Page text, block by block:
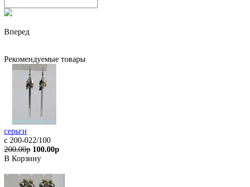
Вперед
Рекомендуемые товары
серьги
с 200-022/100
200.00р 100.00р
В Корзину